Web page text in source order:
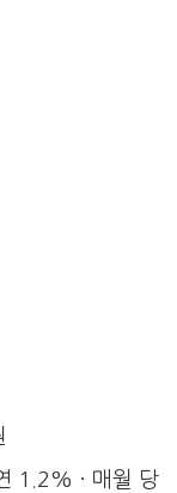
1.2% · 매월 당